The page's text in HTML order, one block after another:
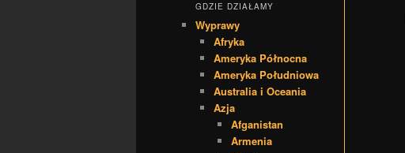
GDZIE DZIAŁAMY
Wyprawy
Afryka
Ameryka Północna
Ameryka Południowa
Australia i Oceania
Azja
Afganistan
Armenia